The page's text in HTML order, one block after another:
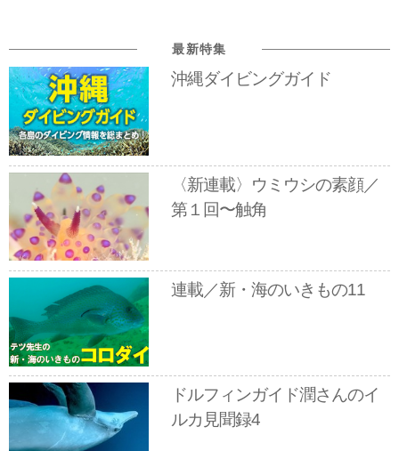
最新特集
沖縄ダイビングガイド
〈新連載〉ウミウシの素顔／
第１回〜触角
連載／新・海のいきもの11
ドルフィンガイド潤さんのイ
ルカ見聞録4